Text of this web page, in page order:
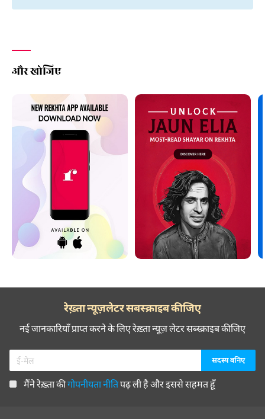
और खोजिए
रेख़्ता न्यूज़लेटर सबस्क्राइब कीजिए
नई जानकारियाँ प्राप्त करने के लिए रेख़्ता न्यूज़ लेटर सब्स्क्राइब कीजिए
मैंने रेख़्ता कीगोपनीयता नीतिपढ़ ली है और इससे सहमत हूँ